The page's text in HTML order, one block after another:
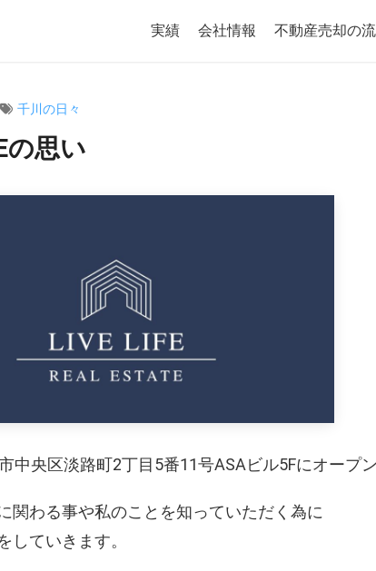
実績 会社情報 不動産売却の
千川の日々
の思い
中央区淡路町2丁目5番11号ASAビル5Fにオープン
関わる事や私のことを知っていただく為に
していきます。